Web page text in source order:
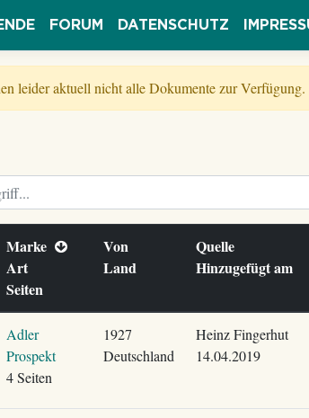
FORUM DATENSCHUTZ
leider aktuell nicht alle Dokumente zur
Marke
Art
Seiten
Von
Land
Quelle
Hinzugefügt am
Adler
Prospekt
4 Seiten
1927
Deutschland
Heinz Fingerhut
14.04.2019